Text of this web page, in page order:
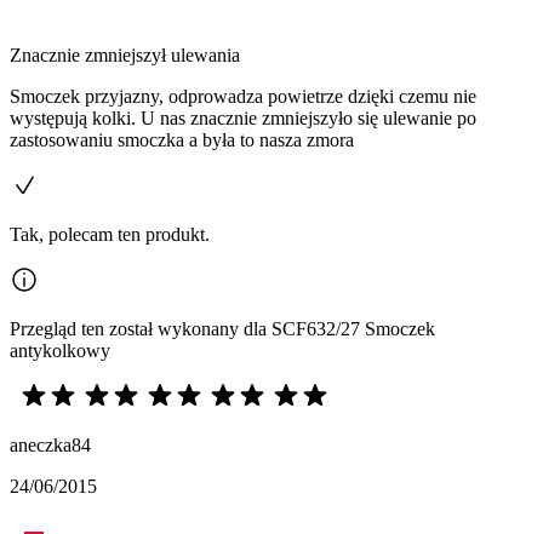
Znacznie zmniejszył ulewania
Smoczek przyjazny, odprowadza powietrze dzięki czemu nie
występują kolki. U nas znacznie zmniejszyło się ulewanie po
zastosowaniu smoczka a była to nasza zmora
Tak, polecam ten produkt.
Przegląd ten został wykonany dla SCF632/27 Smoczek
antykolkowy
aneczka84
24/06/2015